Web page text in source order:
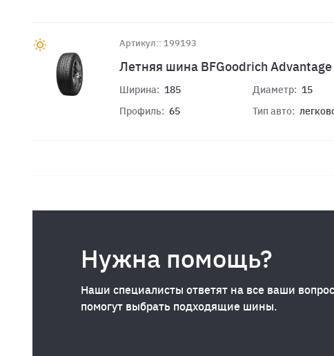
Артикул:: 199193
Летняя шина BFGoodrich
Ширина: 185
Профиль: 65
Диаметр: 15
Тип авто:
Нужна помощь?
Наши специалисты ответят на все ваши
помогут выбрать подходящие шины.